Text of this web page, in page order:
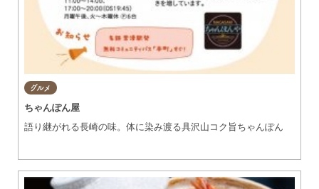
グルメ
ちゃんぽん屋
語り継がれる長崎の味。体に染み渡る具沢山コク旨ちゃんぽん